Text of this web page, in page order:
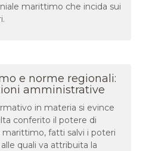
marittimo che incida sui
e norme regionali:
amministrative
in materia si evince
conferito il potere di
fatti salvi i poteri
quali va attribuita la